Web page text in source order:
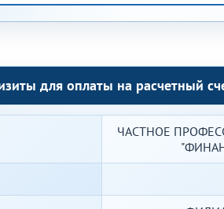
для оплаты на расчетный
ЧАСТНОЕ